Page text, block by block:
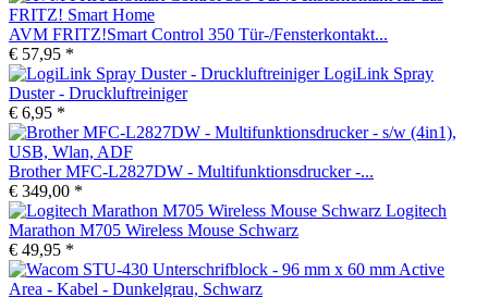
AVM FRITZ!Smart Control 350 Tür-/Fensterkontakt...
€ 57,95 *
LogiLink Spray
Duster - Druckluftreiniger
€ 6,95 *
Brother MFC-L2827DW - Multifunktionsdrucker -...
€ 349,00 *
Logitech
Marathon M705 Wireless Mouse Schwarz
€ 49,95 *